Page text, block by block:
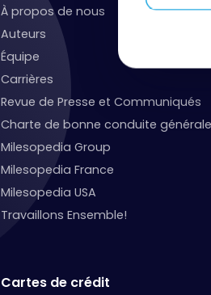
À propos de nous
Auteurs
Équipe
Carrières
Revue de Presse et Communiqués
Charte de bonne conduite générale
Milesopedia Group
Milesopedia France
Milesopedia USA
Travaillons Ensemble!
Cartes de crédit